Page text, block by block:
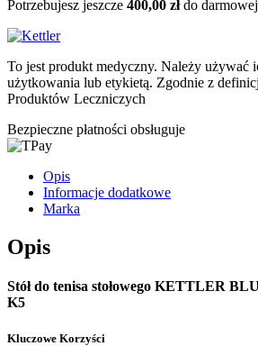
Potrzebujesz jeszcze 400,00 złdo
To jest produkt medyczny. Należy używać
użytkowania lub etykietą. Zgodnie z
Produktów Leczniczych
Bezpieczne płatności obsługuje
Opis
Informacje dodatkowe
Marka
Opis
Stół do tenisa stołowego KETTLER
K5
Kluczowe Korzyści